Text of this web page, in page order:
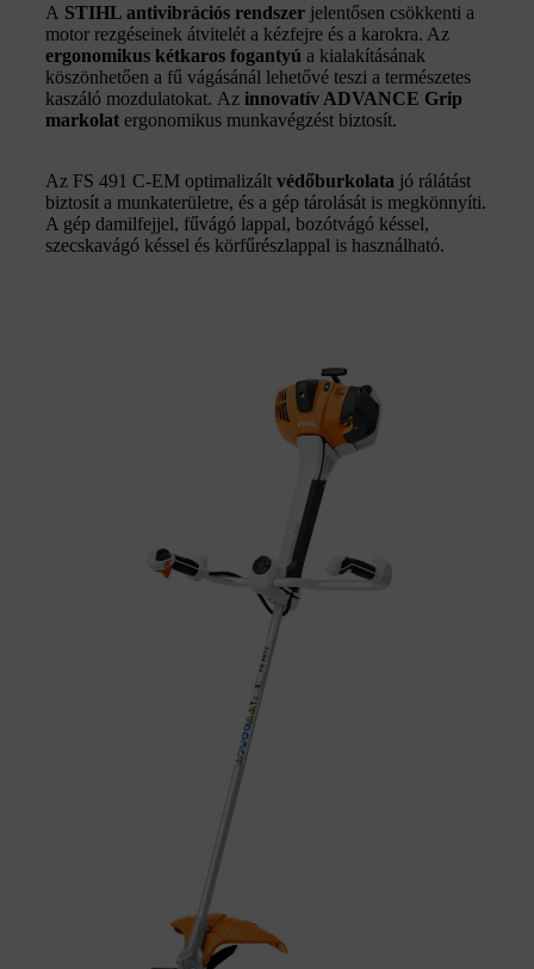
A STIHL antivibrációs rendszer jelentősen csökkenti a
motor rezgéseinek átvitelét a kézfejre és a karokra. Az
ergonomikus kétkaros fogantyú a kialakításának
köszönhetően a fű vágásánál lehetővé teszi a természetes
kaszáló mozdulatokat. Az innovatív ADVANCE Grip
markolat ergonomikus munkavégzést biztosít.
Az FS 491 C-EM optimalizált védőburkolata jó rálátást
biztosít a munkaterületre, és a gép tárolását is megkönnyíti.
A gép damilfejjel, fűvágó lappal, bozótvágó késsel,
szecskavágó késsel és körfűrészlappal is használható.